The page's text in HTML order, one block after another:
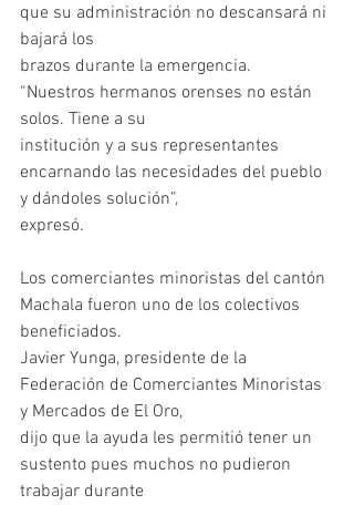
que su administración no descansará ni
bajará los
brazos durante la emergencia.
“Nuestros hermanos orenses no están
solos. Tiene a su
institución y a sus representantes
encarnando las necesidades del pueblo
y dándoles solución”,
expresó.
Los comerciantes minoristas del cantón
Machala fueron uno de los colectivos
beneficiados.
Javier Yunga, presidente de la
Federación de Comerciantes Minoristas
y Mercados de El Oro,
dijo que la ayuda les permitió tener un
sustento pues muchos no pudieron
trabajar durante